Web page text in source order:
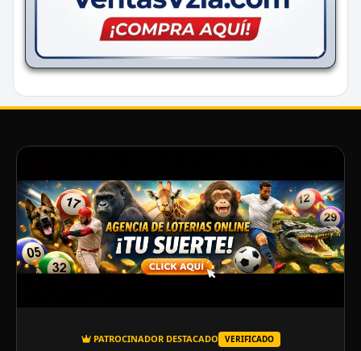
PATROCINADOR DESTACADO VERIFICADO